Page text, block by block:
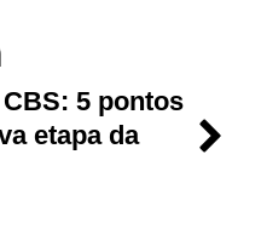
5 pontos
etapa da